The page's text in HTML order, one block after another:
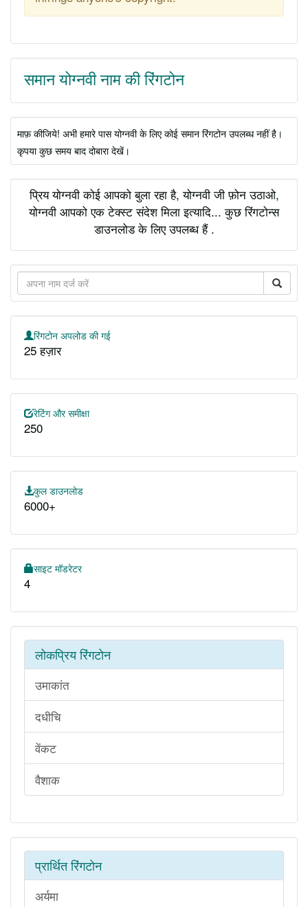
समान योग्नवी नाम की रिंगटोन
माफ़ कीजिये! अभी हमारे पास योग्नवी के लिए कोई समान रिंगटोन उपलब्ध नहीं है।
कृपया कुछ समय बाद दोबारा देखें।
प्रिय योग्नवी कोई आपको बुला रहा है, योग्नवी जी फ़ोन उठाओ,
योग्नवी आपको एक टेक्स्ट संदेश मिला इत्यादि... कुछ रिंगटोन्स
डाउनलोड के लिए उपलब्ध हैं .
रिंगटोन अपलोड की गई
25 हज़ार
रेटिंग और समीक्षा
250
कुल डाउनलोड
6000+
साइट मॉडरेटर
4
लोकप्रिय रिंगटोन
उमाकांत
दधीचि
वेंकट
वैशाक
प्रार्थित रिंगटोन
अर्यमा